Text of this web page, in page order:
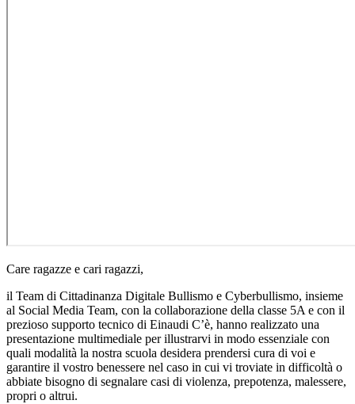
Care ragazze e cari ragazzi,
il Team di Cittadinanza Digitale Bullismo e Cyberbullismo, insieme
al Social Media Team, con la collaborazione della classe 5A e con il
prezioso supporto tecnico di Einaudi C’è, hanno realizzato una
presentazione multimediale per illustrarvi in modo essenziale con
quali modalità la nostra scuola desidera prendersi cura di voi e
garantire il vostro benessere nel caso in cui vi troviate in difficoltà o
abbiate bisogno di segnalare casi di violenza, prepotenza, malessere,
propri o altrui.